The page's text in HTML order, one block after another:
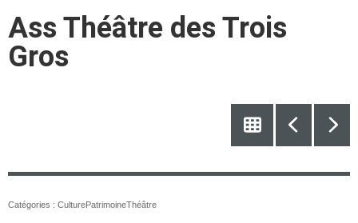
Ass Théâtre des Trois
Gros
Catégories : CulturePatrimoineThéâtre